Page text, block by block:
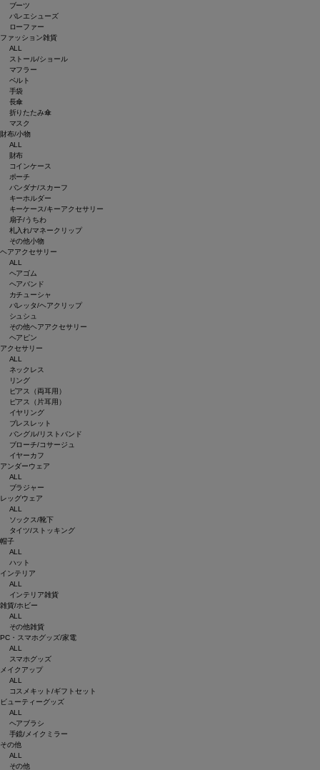
ブーツ
バレエシューズ
ローファー
ファッション雑貨
ALL
ストール/ショール
マフラー
ベルト
手袋
長傘
折りたたみ傘
マスク
財布/小物
ALL
財布
コインケース
ポーチ
バンダナ/スカーフ
キーホルダー
キーケース/キーアクセサリー
扇子/うちわ
札入れ/マネークリップ
その他小物
ヘアアクセサリー
ALL
ヘアゴム
ヘアバンド
カチューシャ
バレッタ/ヘアクリップ
シュシュ
その他ヘアアクセサリー
ヘアピン
アクセサリー
ALL
ネックレス
リング
ピアス（両耳用）
ピアス（片耳用）
イヤリング
ブレスレット
バングル/リストバンド
ブローチ/コサージュ
イヤーカフ
アンダーウェア
ALL
ブラジャー
レッグウェア
ALL
ソックス/靴下
タイツ/ストッキング
帽子
ALL
ハット
インテリア
ALL
インテリア雑貨
雑貨/ホビー
ALL
その他雑貨
PC・スマホグッズ/家電
ALL
スマホグッズ
メイクアップ
ALL
コスメキット/ギフトセット
ビューティーグッズ
ALL
ヘアブラシ
手鏡/メイクミラー
その他
ALL
その他